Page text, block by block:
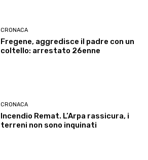
CRONACA
Fregene, aggredisce il padre con un
coltello: arrestato 26enne
CRONACA
Incendio Remat. L’Arpa rassicura, i
terreni non sono inquinati